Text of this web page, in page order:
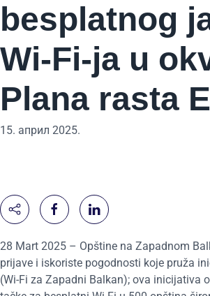
besplatnog
Wi-Fi-ja u
Plana rasta
15. април 2025.
28 Mart 2025 – Opštine na Zapadnom
prijave i iskoriste pogodnosti koje pruža
(Wi-Fi za Zapadni Balkan); ova inicijativa